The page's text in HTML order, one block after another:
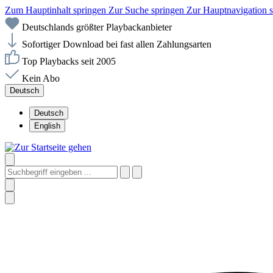
Zum Hauptinhalt springen Zur Suche springen Zur Hauptnavigation
Deutschlands größter Playbackanbieter
Sofortiger Download bei fast allen Zahlungsarten
Top Playbacks seit 2005
Kein Abo
Deutsch
Deutsch
English